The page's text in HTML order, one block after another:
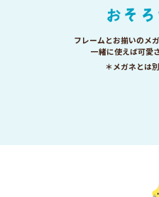
フレームとお揃いのメ
一緒に使えば可愛
＊メガネとは